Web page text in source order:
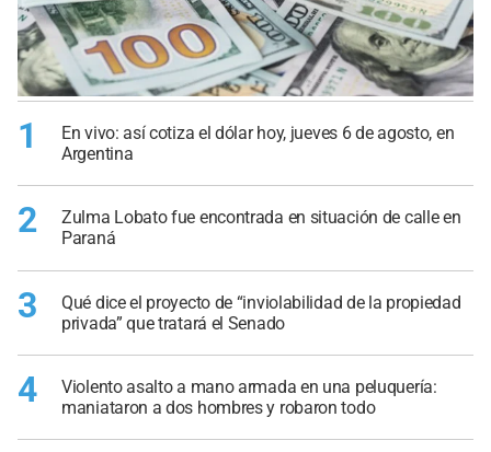
1
En vivo: así cotiza el dólar hoy, jueves 6 de agosto, en
Argentina
2
Zulma Lobato fue encontrada en situación de calle en
Paraná
3
Qué dice el proyecto de “inviolabilidad de la propiedad
privada” que tratará el Senado
4
Violento asalto a mano armada en una peluquería:
maniataron a dos hombres y robaron todo